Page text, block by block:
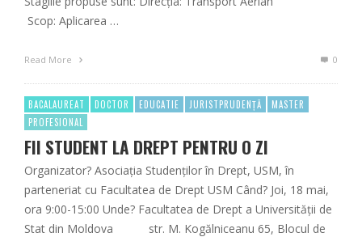
Scop: Aplicarea …
Read More 0
BACALAUREAT DOCTOR EDUCATIE JURISTPRUDENȚĂ
MASTER
PROFESIONAL
FII STUDENT LA DREPT PENTRU O ZI
Organizator? Asociația Studenților în Drept, USM, în
parteneriat cu Facultatea de Drept USM Când? Joi, 18 mai,
ora 9:00-15:00 Unde? Facultatea de Drept a Universității de
Stat din Moldova str. M. Kogălniceanu 65, Blocul de